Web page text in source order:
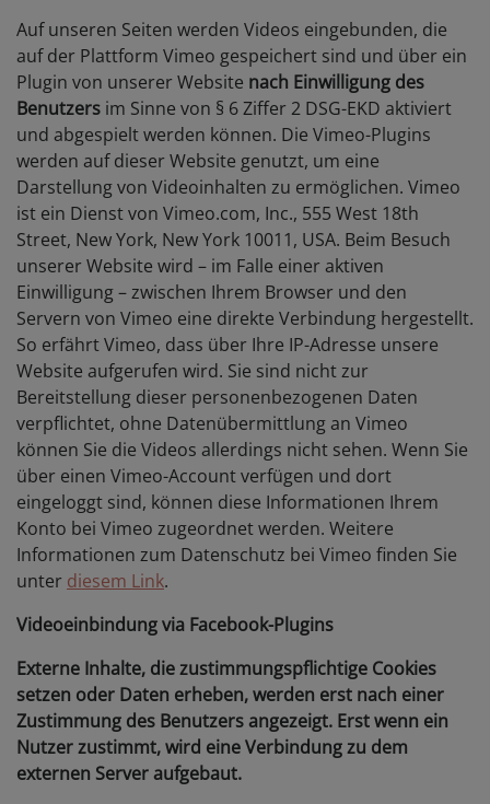
Auf unseren Seiten werden Videos eingebunden, die
auf der Plattform Vimeo gespeichert sind und über ein
Plugin von unserer Website nach Einwilligung des
Benutzers im Sinne von § 6 Ziffer 2 DSG-EKD aktiviert
und abgespielt werden können. Die Vimeo-Plugins
werden auf dieser Website genutzt, um eine
Darstellung von Videoinhalten zu ermöglichen. Vimeo
ist ein Dienst von Vimeo.com, Inc., 555 West 18th
Street, New York, New York 10011, USA. Beim Besuch
unserer Website wird – im Falle einer aktiven
Einwilligung – zwischen Ihrem Browser und den
Servern von Vimeo eine direkte Verbindung hergestellt.
So erfährt Vimeo, dass über Ihre IP-Adresse unsere
Website aufgerufen wird. Sie sind nicht zur
Bereitstellung dieser personenbezogenen Daten
verpflichtet, ohne Datenübermittlung an Vimeo
können Sie die Videos allerdings nicht sehen. Wenn Sie
über einen Vimeo-Account verfügen und dort
eingeloggt sind, können diese Informationen Ihrem
Konto bei Vimeo zugeordnet werden. Weitere
Informationen zum Datenschutz bei Vimeo finden Sie
unter diesem Link.
Videoeinbindung via Facebook-Plugins
Externe Inhalte, die zustimmungspflichtige Cookies
setzen oder Daten erheben, werden erst nach einer
Zustimmung des Benutzers angezeigt. Erst wenn ein
Nutzer zustimmt, wird eine Verbindung zu dem
externen Server aufgebaut.